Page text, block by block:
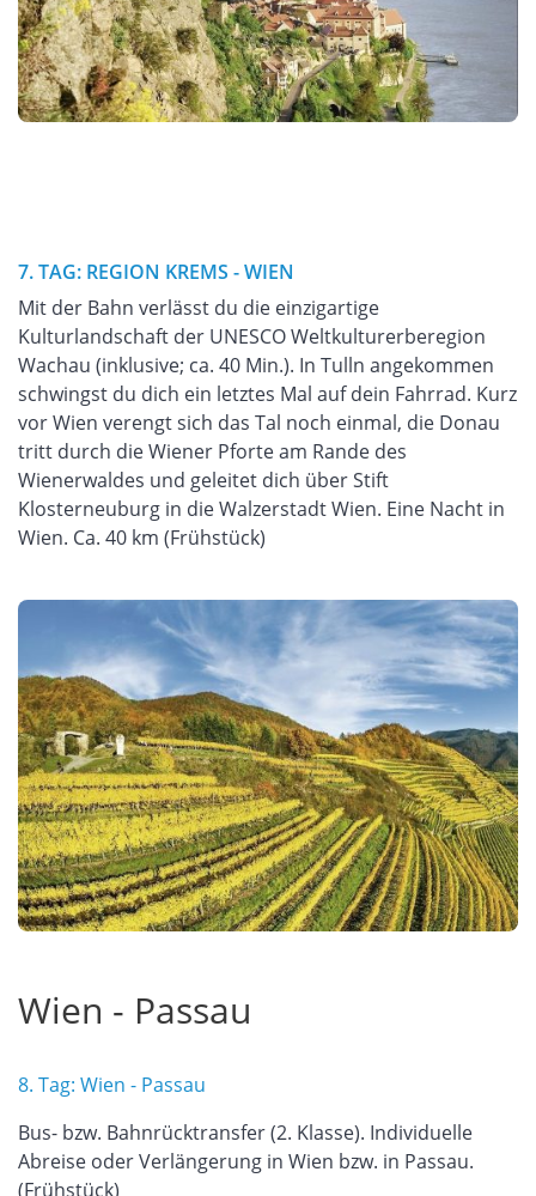
7. TAG: REGION KREMS - WIEN
Mit der Bahn verlässt du die einzigartige
Kulturlandschaft der UNESCO Weltkulturerberegion
Wachau (inklusive; ca. 40 Min.). In Tulln angekommen
schwingst du dich ein letztes Mal auf dein Fahrrad. Kurz
vor Wien verengt sich das Tal noch einmal, die Donau
tritt durch die Wiener Pforte am Rande des
Wienerwaldes und geleitet dich über Stift
Klosterneuburg in die Walzerstadt Wien. Eine Nacht in
Wien. Ca. 40 km (Frühstück)
Wien - Passau
8. Tag: Wien - Passau
Bus- bzw. Bahnrücktransfer (2. Klasse). Individuelle
Abreise oder Verlängerung in Wien bzw. in Passau.
(Frühstück)